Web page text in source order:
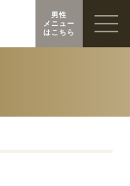
男性
メニュー
はこちら